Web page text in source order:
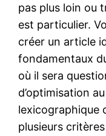
pas plus loin ou
est particulier.
créer un article
fondamentaux
où il sera
d’optimisation
lexicographique
plusieurs